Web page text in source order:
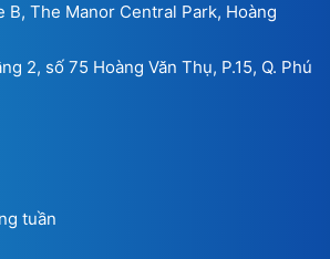
B, The Manor Central Park, Hoàng
2, số 75 Hoàng Văn Thụ, P.15, Q. Phú
tuần